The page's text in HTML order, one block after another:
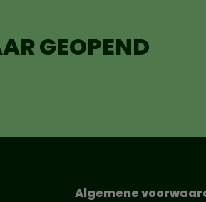
GEOPEND
Algemene